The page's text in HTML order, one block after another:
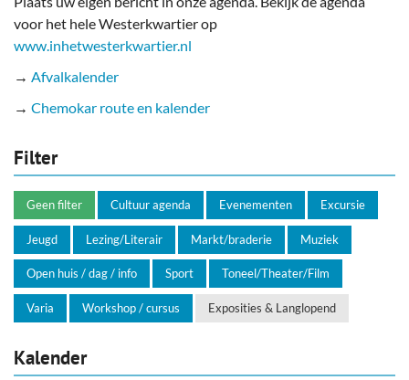
voor het hele Westerkwartier op
www.inhetwesterkwartier.nl
→ Afvalkalender
→ Chemokar route en kalender
Filter
Geen filter Cultuur agenda Evenementen Excursie
Jeugd Lezing/Literair Markt/braderie Muziek
Open huis / dag / info Sport Toneel/Theater/Film
Varia Workshop / cursus Exposities & Langlopend
Kalender